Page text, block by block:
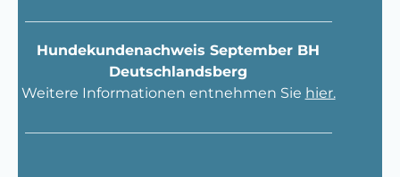
Hundekundenachweis September BH
Deutschlandsberg
Weitere Informationen entnehmen Sie hier.